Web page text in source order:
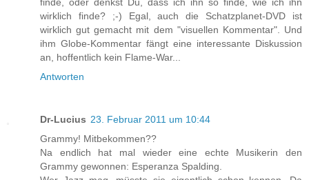
wirklich finde? ;-) Egal, auch die Schatzplanet-DVD ist
wirklich gut gemacht mit dem "visuellen Kommentar". Und
ihm Globe-Kommentar fängt eine interessante Diskussion
an, hoffentlich kein Flame-War...
Antworten
Dr-Lucius 23. Februar 2011 um 10:44
Grammy! Mitbekommen??
Na endlich hat mal wieder eine echte Musikerin den
Grammy gewonnen: Esperanza Spalding.